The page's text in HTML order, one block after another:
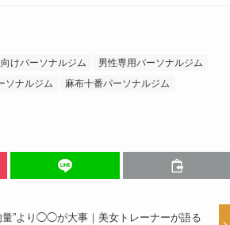
けパーソナルジム
男性専用パーソナルジム
ソナルジム 麻布十番パーソナルジム
量”より◯◯が大事｜美女トレーナーが語る